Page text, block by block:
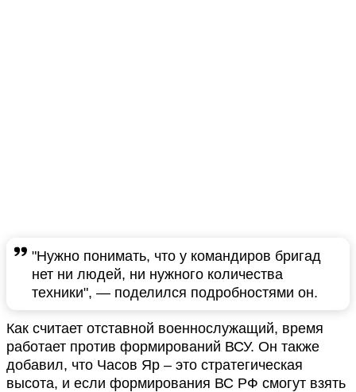
"Нужно понимать, что у командиров бригад
нет ни людей, ни нужного количества
техники", — поделился подробностями он.
Как считает отставной военнослужащий, время
работает против формирований ВСУ. Он также
добавил, что Часов Яр – это стратегическая
высота, и если формирования ВС РФ смогут взять